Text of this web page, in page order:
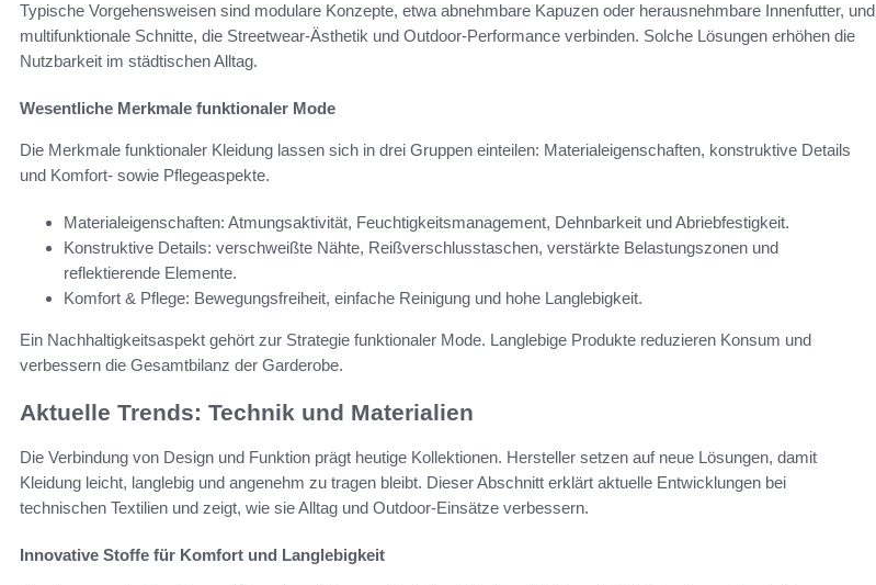
Typische Vorgehensweisen sind modulare Konzepte, etwa abnehmbare Kapuzen oder herausnehmbare Innenfutter, und
multifunktionale Schnitte, die Streetwear-Ästhetik und Outdoor-Performance verbinden. Solche Lösungen erhöhen die
Nutzbarkeit im städtischen Alltag.
Wesentliche Merkmale funktionaler Mode
Die Merkmale funktionaler Kleidung lassen sich in drei Gruppen einteilen: Materialeigenschaften, konstruktive Details
und Komfort- sowie Pflegeaspekte.
Materialeigenschaften: Atmungsaktivität, Feuchtigkeitsmanagement, Dehnbarkeit und Abriebfestigkeit.
Konstruktive Details: verschweißte Nähte, Reißverschlusstaschen, verstärkte Belastungszonen und
reflektierende Elemente.
Komfort & Pflege: Bewegungsfreiheit, einfache Reinigung und hohe Langlebigkeit.
Ein Nachhaltigkeitsaspekt gehört zur Strategie funktionaler Mode. Langlebige Produkte reduzieren Konsum und
verbessern die Gesamtbilanz der Garderobe.
Aktuelle Trends: Technik und Materialien
Die Verbindung von Design und Funktion prägt heutige Kollektionen. Hersteller setzen auf neue Lösungen, damit
Kleidung leicht, langlebig und angenehm zu tragen bleibt. Dieser Abschnitt erklärt aktuelle Entwicklungen bei
technischen Textilien und zeigt, wie sie Alltag und Outdoor-Einsätze verbessern.
Innovative Stoffe für Komfort und Langlebigkeit